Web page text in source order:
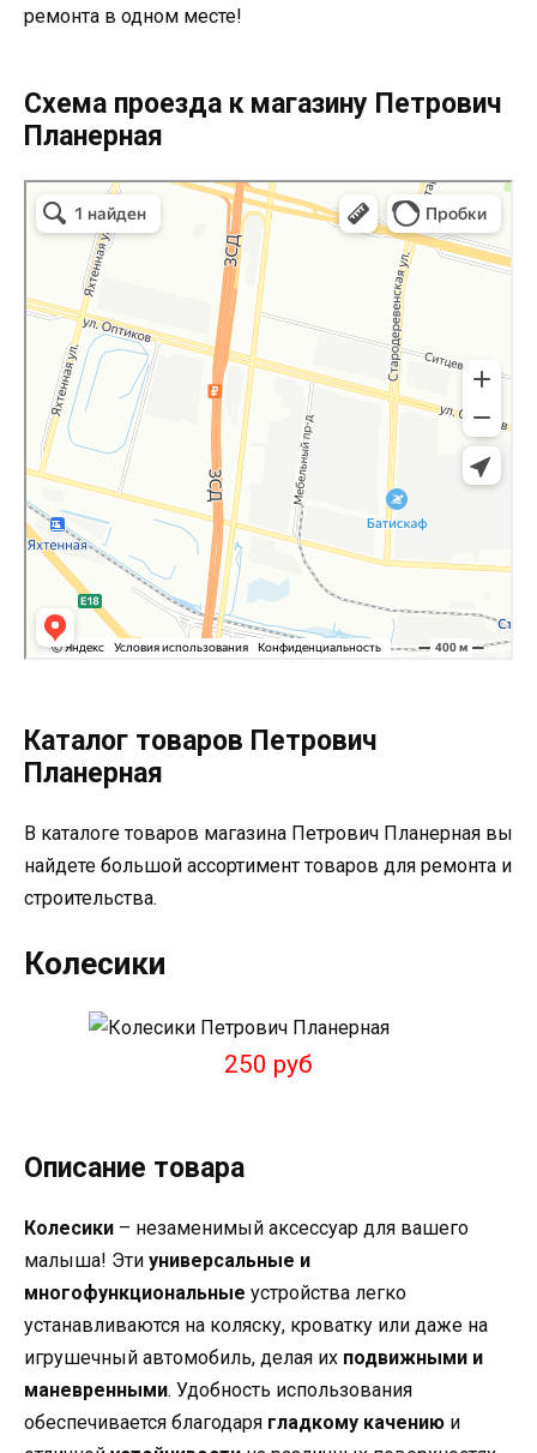
ремонта в одном месте!
Схема проезда к магазину Петрович
Планерная
Петрович Планерная в Санкт‑Петербурге
Санкт‑Петербург
Каталог товаров Петрович
Планерная
В каталоге товаров магазина Петрович Планерная вы
найдете большой ассортимент товаров для ремонта и
строительства.
Колесики
250 руб
Описание товара
Колесики – незаменимый аксессуар для вашего
малыша! Эти универсальные и
многофункциональные устройства легко
устанавливаются на коляску, кроватку или даже на
игрушечный автомобиль, делая их подвижными и
маневренными. Удобность использования
обеспечивается благодаря гладкому качению и